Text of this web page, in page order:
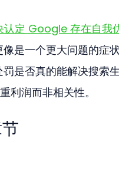
认定 Google 存在自我
是一个更大问题的症
是否真的能解决搜索
润而非相关性。